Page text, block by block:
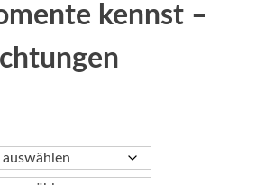
kennst –